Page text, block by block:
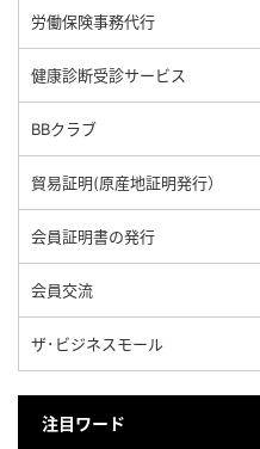
労働保険事務代行
健康診断受診サービス
BBクラブ
貿易証明(原産地証明発行）
会員証明書の発行
会員交流
ザ･ビジネスモール
注目ワード